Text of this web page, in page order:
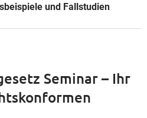
und Fallstudien
Seminar – Ihr